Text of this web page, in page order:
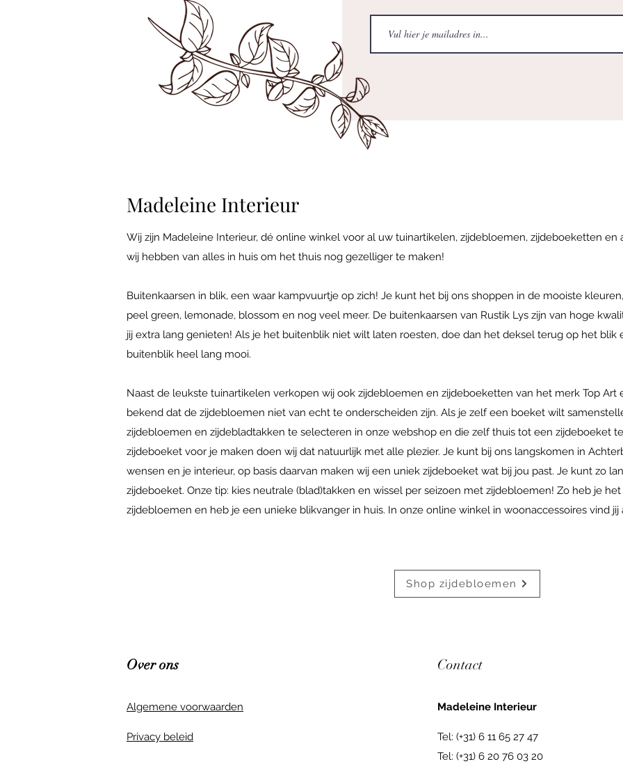
Madeleine Interieur
Wij zijn Madeleine Interieur, dé online winkel voor al uw tuinartikelen, zijdebloemen, zijdeboeketten en
wij hebben van alles in huis om het thuis nog gezelliger te maken!
Buitenkaarsen in blik, een waar kampvuurtje op zich! Je kunt het bij ons shoppen in de mooiste
peel green, lemonade, blossom en nog veel meer. De buitenkaarsen van Rustik Lys zijn van hoge
jij extra lang genieten! Als je het buitenblik niet wilt laten roesten, doe dan het deksel terug op het blik
buitenblik heel lang mooi.
Naast de leukste tuinartikelen verkopen wij ook zijdebloemen en zijdeboeketten van het merk Top Art
bekend dat de zijdebloemen niet van echt te onderscheiden zijn. Als je zelf een boeket wilt
zijdebloemen en zijdebladtakken te selecteren in onze webshop en die zelf thuis tot een zijdeboeket
zijdeboeket voor je maken doen wij dat natuurlijk met alle plezier. Je kunt bij ons langskomen in
wensen en je interieur, op basis daarvan maken wij een uniek zijdeboeket wat bij jou past. Je kunt zo
zijdeboeket. Onze tip: kies neutrale (blad)takken en wissel per seizoen met zijdebloemen! Zo heb je
zijdebloemen en heb je een unieke blikvanger in huis. In onze online winkel in woonaccessoires vind jij
Shop zijdebloemen
Over ons
Algemene voorwaarden
Privacy beleid
Contact
Madeleine Interieur
Tel: (+31) 6 11 65 27 47
Tel: (+31) 6 20 76 03 20